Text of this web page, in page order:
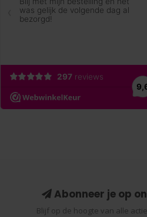
Abonneer je op
Blijf op de hoogte van alle